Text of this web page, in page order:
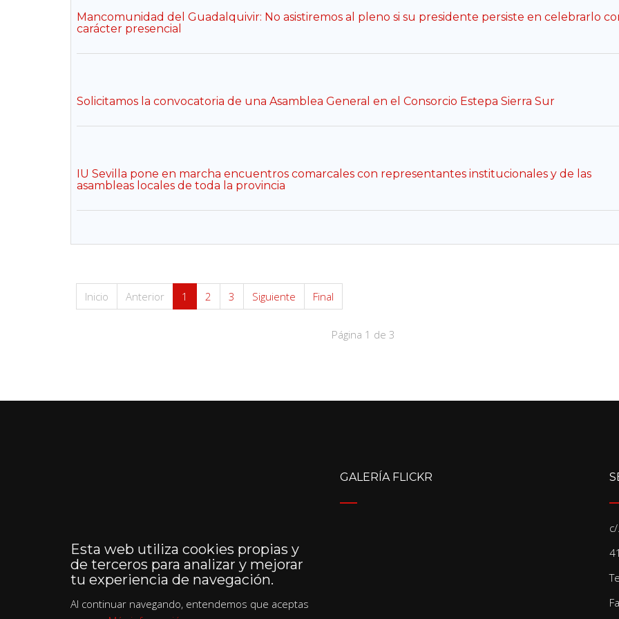
Mancomunidad del Guadalquivir: No asistiremos al pleno si su presidente persiste en celebrarlo
carácter presencial
Solicitamos la convocatoria de una Asamblea General en el Consorcio Estepa Sierra Sur
IU Sevilla pone en marcha encuentros comarcales con representantes institucionales y de las
asambleas locales de toda la provincia
Inicio Anterior 1 2 3 Siguiente Final
Página 1 de 3
Esta web utiliza cookies propias y
de terceros para analizar y mejorar
tu experiencia de navegación.
Al continuar navegando, entendemos que aceptas
GALERÍA FLICKR